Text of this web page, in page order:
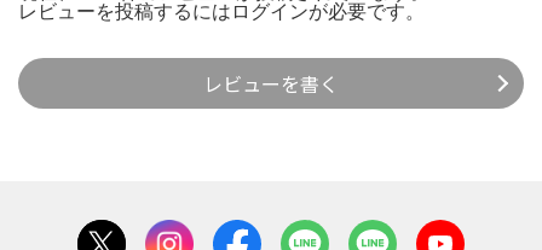
レビューを投稿するには ログインが必要です。
レビューを書く